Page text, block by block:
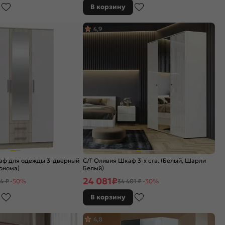
В корзину
для одежды 3-дверный
₽ -50%
С/Г Оливия Шкаф 3-х ств. (Белый, Шарли
Белый)
4,9
24 081₽34 401 ₽ -30%
В корзину
4,8